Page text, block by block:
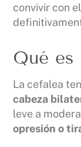
convivir con
Qué es
La cefalea
cabeza
leve a
opresión o